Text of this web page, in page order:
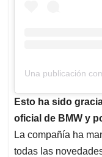
Una publicación
Esto ha sido
oficial de BMW y
La compañía ha
todas las